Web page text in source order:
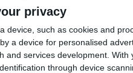
privacy
device, such as cookies and
a device for personalised
and services development. With
through device